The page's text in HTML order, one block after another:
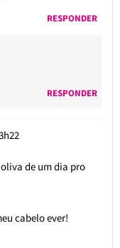
RESPONDER
RESPONDER
de um dia pro
cabelo ever!